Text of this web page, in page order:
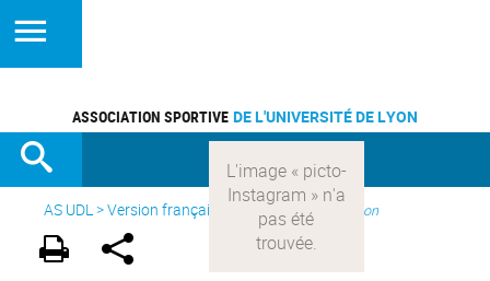
ASSOCIATION SPORTIVE DE L'UNIVERSITÉ DE LYON
AS UDL>Version française > Les sports > Duathlon